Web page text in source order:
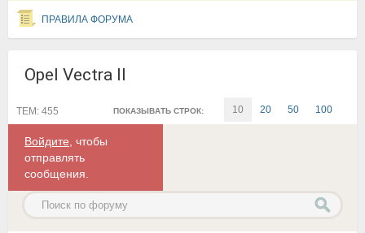
ПРАВИЛА ФОРУМА
Opel Vectra II
ПОКАЗЫВАТЬ СТРОК: 10 20 50 100
ТЕМ: 455
Войдите , чтобы
отправлять
сообщения.